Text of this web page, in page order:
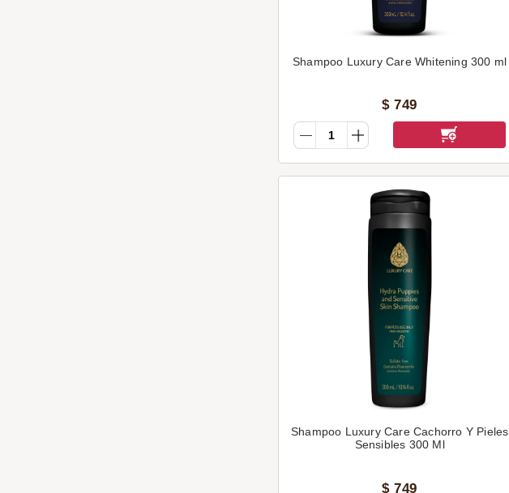
Shampoo Luxury Care Whitening 300 ml
$ 749
Shampoo Luxury Care Cachorro Y Pieles
Sensibles 300 Ml
$ 749